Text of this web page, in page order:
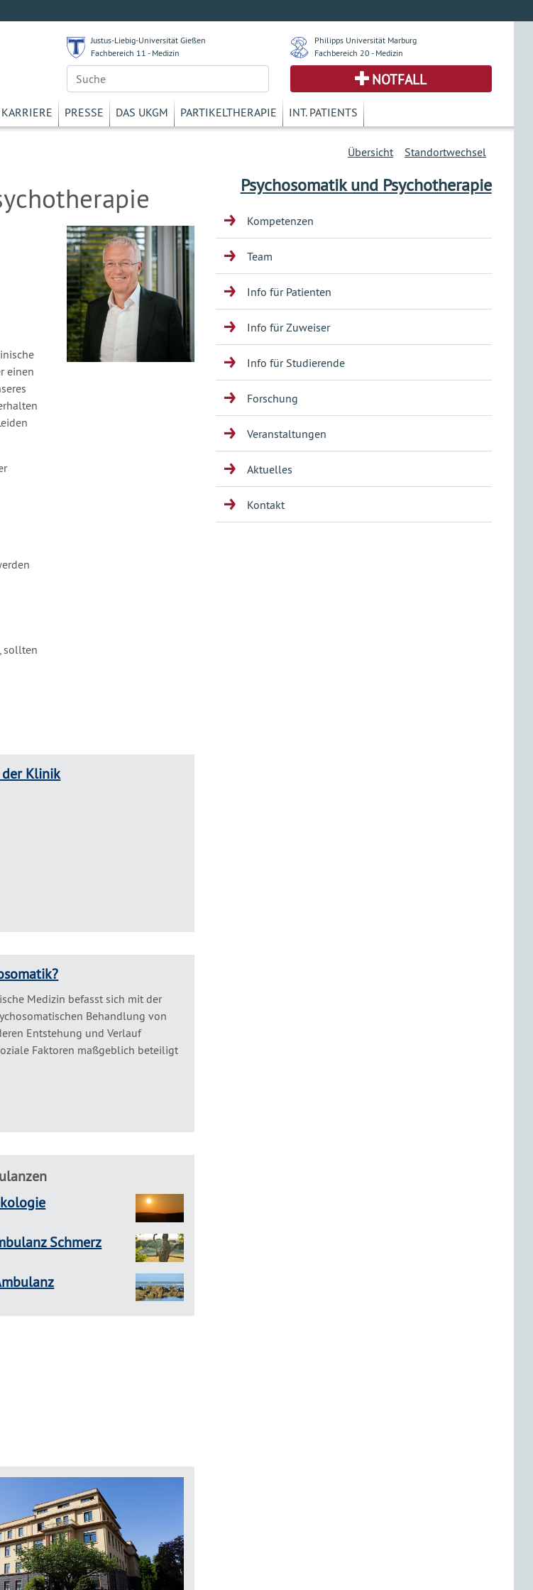
Justus-Liebig-Universität Gießen
Fachbereich 11 - Medizin
Philipps Universität Marburg
Fachbereich 20 - Medizin
NOTFALL
PRESSE DAS UKGM PARTIKELTHERAPIE INT. PATIENTS
Standortwechsel
Übersicht
einen
sollten
Klinik
Medizin befasst sich mit der
Behandlung von
Entstehung und Verlauf
Faktoren maßgeblich beteiligt
Schmerz
Psychosomatik und Psychotherapie
Kompetenzen
Team
Info für Patienten
Info für Zuweiser
Info für Studierende
Forschung
Veranstaltungen
Aktuelles
Kontakt